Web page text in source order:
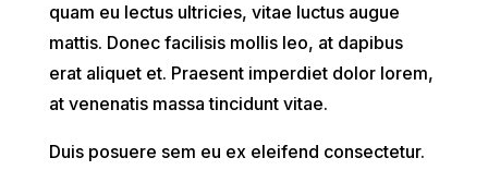
quam eu lectus ultricies, vitae luctus augue
mattis. Donec facilisis mollis leo, at dapibus
erat aliquet et. Praesent imperdiet dolor lorem,
at venenatis massa tincidunt vitae.
Duis posuere sem eu ex eleifend consectetur.